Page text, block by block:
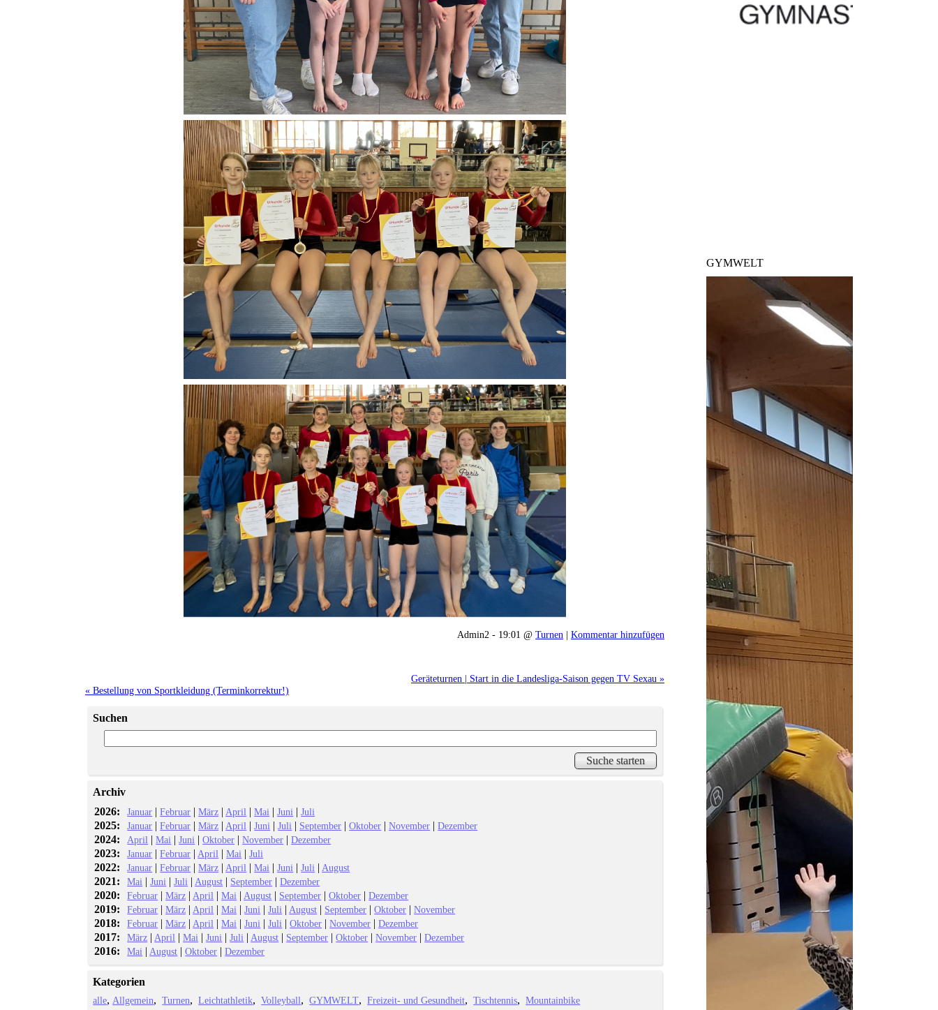
Admin2 - 19:01 @ Turnen | Kommentar hinzufügen
Geräteturnen | Start in die Landesliga-Saison gegen TV Sexau »
« Bestellung von Sportkleidung (Terminkorrektur!)
Suchen
Archiv
2026:
Januar |Februar |März | April |Mai |Juni |Juli
2025: Januar |Februar |März | April |Juni |Juli | September |Oktober |November |Dezember
2024: April |Mai |Juni |Oktober |November |Dezember
2023: Januar |Februar | April |Mai |Juli
2022: Januar |Februar |März | April |Mai |Juni |Juli | August
2021: Mai |Juni |Juli | August | September |Dezember
2020: Februar |März | April |Mai | August | September |Oktober |Dezember
2019: Februar |März | April |Mai |Juni |Juli | August | September |Oktober |November
2018: Februar |März | April |Mai |Juni |Juli |Oktober |November |Dezember
2017: März | April |Mai |Juni |Juli | August | September |Oktober |November |Dezember
2016: Mai | August |Oktober |Dezember
Kategorien
alle Allgemein Turnen Leichtathletik Volleyball GYMWELT Freizeit- und Gesundheit Tischtennis Mountainbike
GYMWELT